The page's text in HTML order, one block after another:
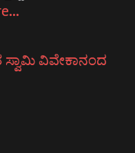
ವಿವೇಕಾನಂದ